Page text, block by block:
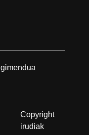
Copyright
irudiak